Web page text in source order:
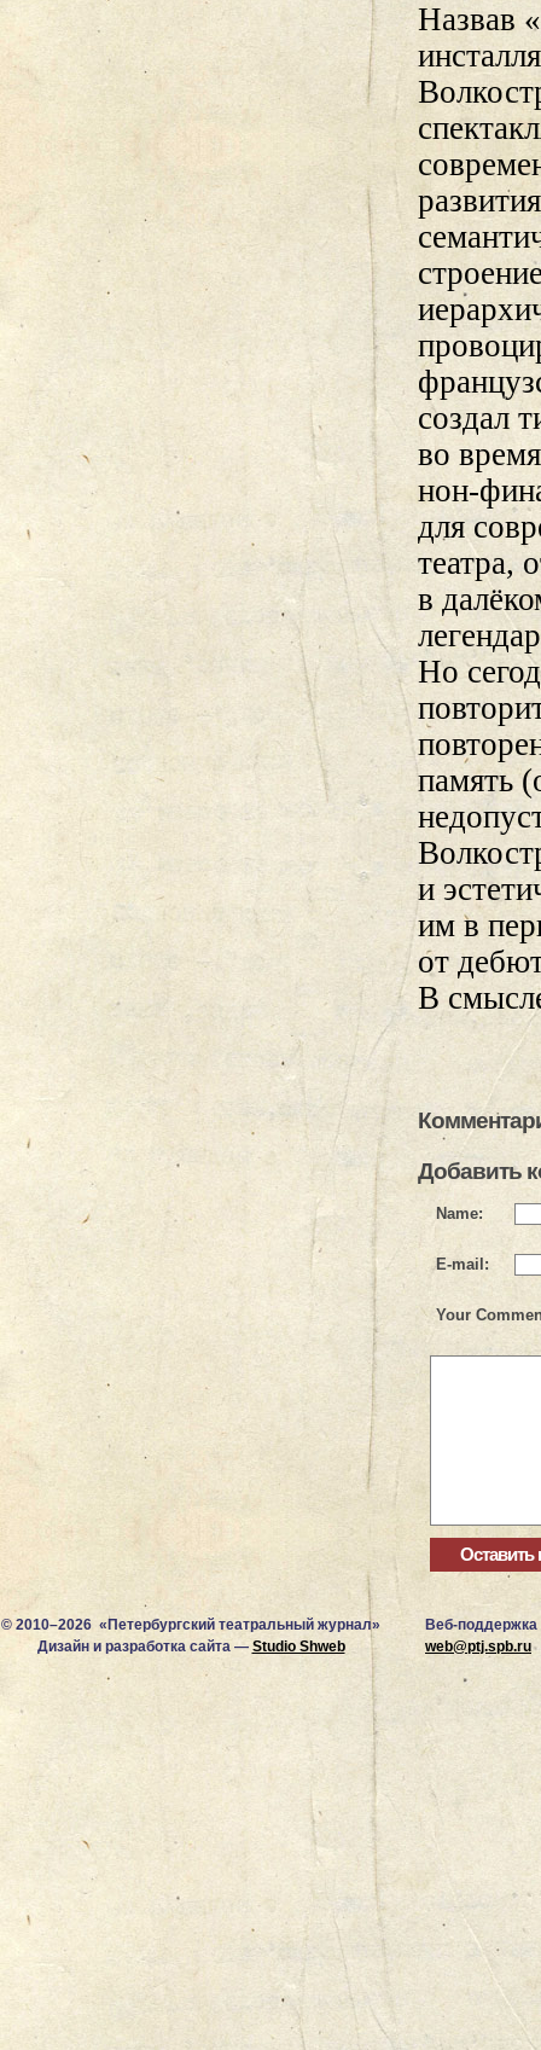
Назвав
создал
во
нон-
для
театра,
в
Но
память
и
им в
от
В
Добавить
Name:
E-mail:
Your
© 2010–2026 «Петербургский театральный журнал»
Дизайн и разработка сайта — Studio Shweb
Веб-поддержка
web@ptj.spb.ru